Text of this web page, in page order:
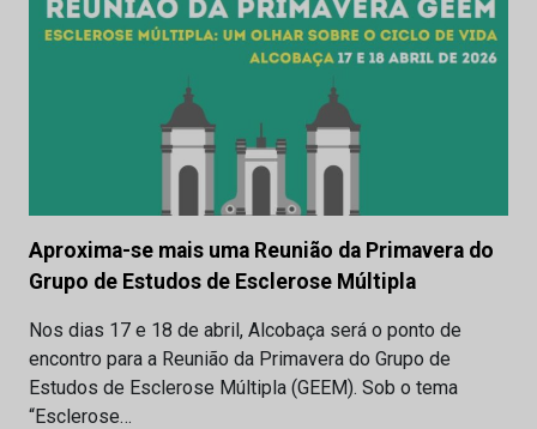
Aproxima-se mais uma Reunião da Primavera do
Grupo de Estudos de Esclerose Múltipla
Nos dias 17 e 18 de abril, Alcobaça será o ponto de
encontro para a Reunião da Primavera do Grupo de
Estudos de Esclerose Múltipla (GEEM). Sob o tema
“Esclerose…